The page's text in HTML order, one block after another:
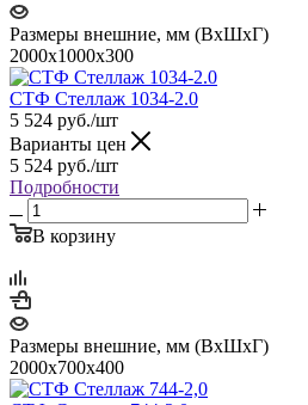
Размеры внешние, мм (ВхШхГ)
2000х1000х300
СТФ Стеллаж 1034-2.0
5 524 руб./шт
Варианты цен
5 524 руб./шт
Подробности
В корзину
Размеры внешние, мм (ВхШхГ)
2000х700х400